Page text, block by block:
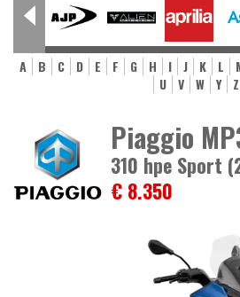
A B C D E F G H I J K L
U
V W Y Z
Piaggio
310 hpe Sport
€ 8.350